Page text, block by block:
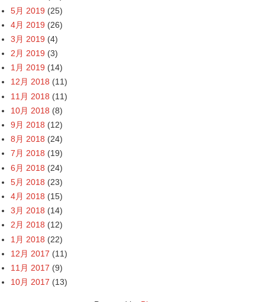
5月 2019 (25)
4月 2019 (26)
3月 2019 (4)
2月 2019 (3)
1月 2019 (14)
12月 2018 (11)
11月 2018 (11)
10月 2018 (8)
9月 2018 (12)
8月 2018 (24)
7月 2018 (19)
6月 2018 (24)
5月 2018 (23)
4月 2018 (15)
3月 2018 (14)
2月 2018 (12)
1月 2018 (22)
12月 2017 (11)
11月 2017 (9)
10月 2017 (13)